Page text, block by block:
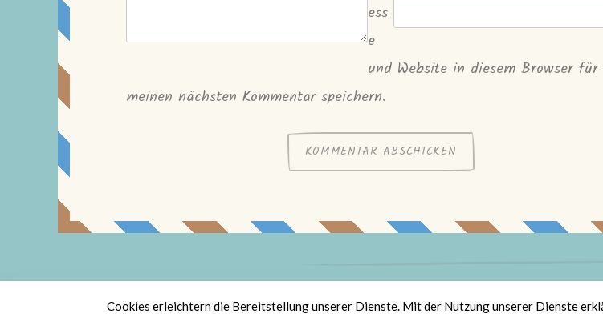
ess
e
und Website in diesem Browser für
meinen nächsten Kommentar speichern.
Cookies erleichtern die Bereitstellung unserer Dienste. Mit der Nutzung unserer Dienste